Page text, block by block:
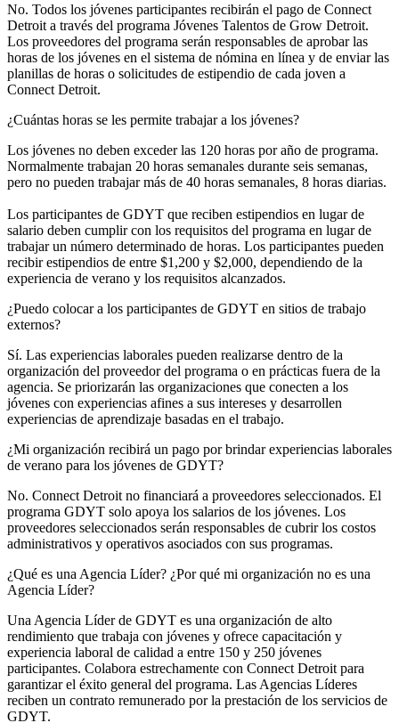
No. Todos los jóvenes participantes recibirán el pago de Connect
Detroit a través del programa Jóvenes Talentos de Grow Detroit.
Los proveedores del programa serán responsables de aprobar las
horas de los jóvenes en el sistema de nómina en línea y de enviar las
planillas de horas o solicitudes de estipendio de cada joven a
Connect Detroit.
¿Cuántas horas se les permite trabajar a los jóvenes?
Los jóvenes no deben exceder las 120 horas por año de programa.
Normalmente trabajan 20 horas semanales durante seis semanas,
pero no pueden trabajar más de 40 horas semanales, 8 horas diarias.
Los participantes de GDYT que reciben estipendios en lugar de
salario deben cumplir con los requisitos del programa en lugar de
trabajar un número determinado de horas. Los participantes pueden
recibir estipendios de entre $1,200 y $2,000, dependiendo de la
experiencia de verano y los requisitos alcanzados.
¿Puedo colocar a los participantes de GDYT en sitios de trabajo
externos?
Sí. Las experiencias laborales pueden realizarse dentro de la
organización del proveedor del programa o en prácticas fuera de la
agencia. Se priorizarán las organizaciones que conecten a los
jóvenes con experiencias afines a sus intereses y desarrollen
experiencias de aprendizaje basadas en el trabajo.
¿Mi organización recibirá un pago por brindar experiencias laborales
de verano para los jóvenes de GDYT?
No. Connect Detroit no financiará a proveedores seleccionados. El
programa GDYT solo apoya los salarios de los jóvenes. Los
proveedores seleccionados serán responsables de cubrir los costos
administrativos y operativos asociados con sus programas.
¿Qué es una Agencia Líder? ¿Por qué mi organización no es una
Agencia Líder?
Una Agencia Líder de GDYT es una organización de alto
rendimiento que trabaja con jóvenes y ofrece capacitación y
experiencia laboral de calidad a entre 150 y 250 jóvenes
participantes. Colabora estrechamente con Connect Detroit para
garantizar el éxito general del programa. Las Agencias Líderes
reciben un contrato remunerado por la prestación de los servicios de
GDYT.